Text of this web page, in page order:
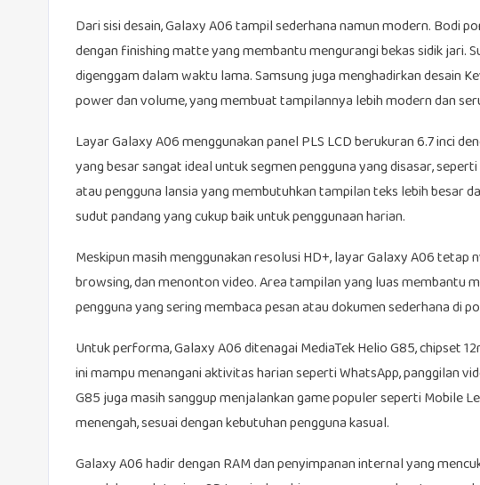
Dari sisi desain, Galaxy A06 tampil sederhana namun modern. Bodi
dengan finishing matte yang membantu mengurangi bekas sidik jari.
digenggam dalam waktu lama. Samsung juga menghadirkan desain
power dan volume, yang membuat tampilannya lebih modern dan
Layar Galaxy A06 menggunakan panel PLS LCD berukuran 6.7 inci
yang besar sangat ideal untuk segmen pengguna yang disasar,
atau pengguna lansia yang membutuhkan tampilan teks lebih besar
sudut pandang yang cukup baik untuk penggunaan harian.
Meskipun masih menggunakan resolusi HD+, layar Galaxy A06
browsing, dan menonton video. Area tampilan yang luas membantu
pengguna yang sering membaca pesan atau dokumen sederhana di
Untuk performa, Galaxy A06 ditenagai MediaTek Helio G85, chipset
ini mampu menangani aktivitas harian seperti WhatsApp, panggilan
G85 juga masih sanggup menjalankan game populer seperti Mobile
menengah, sesuai dengan kebutuhan pengguna kasual.
Galaxy A06 hadir dengan RAM dan penyimpanan internal yang